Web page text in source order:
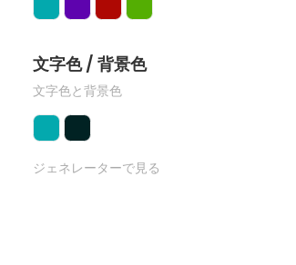
文字色 / 背景色
文字色と背景色
ジェネレーターで見る